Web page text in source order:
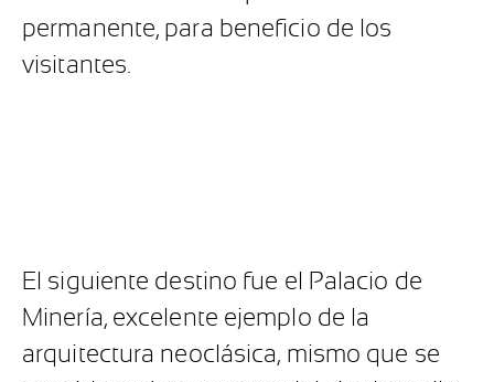
permanente, para beneficio de los
visitantes.
El siguiente destino fue el Palacio de
Minería, excelente ejemplo de la
arquitectura neoclásica, mismo que se